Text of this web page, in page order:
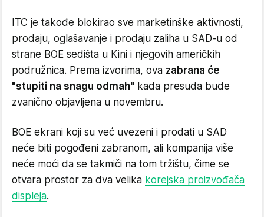
ITC je takođe blokirao sve marketinške aktivnosti,
prodaju, oglašavanje i prodaju zaliha u SAD-u od
strane BOE sedišta u Kini i njegovih američkih
podružnica. Prema izvorima, ova zabrana će
"stupiti na snagu odmah" kada presuda bude
zvanično objavljena u novembru.
BOE ekrani koji su već uvezeni i prodati u SAD
neće biti pogođeni zabranom, ali kompanija više
neće moći da se takmiči na tom tržištu, čime se
otvara prostor za dva velika korejska proizvođača
displeja.